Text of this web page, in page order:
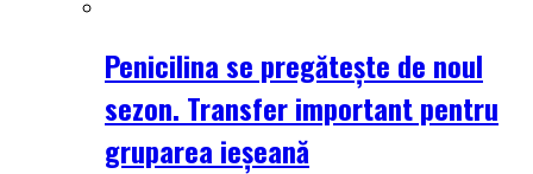
Penicilina se pregătește de noul
sezon. Transfer important pentru
gruparea ieșeană